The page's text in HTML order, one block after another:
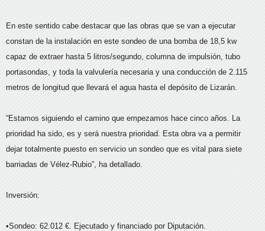
En este sentido cabe destacar que las obras que se van a ejecutar
constan de la instalación en este sondeo de una bomba de 18,5 kw
capaz de extraer hasta 5 litros/segundo, columna de impulsión, tubo
portasondas, y toda la valvulería necesaria y una conducción de 2.115
metros de longitud que llevará el agua hasta el depósito de Lizarán.
“Estamos siguiendo el camino que empezamos hace cinco años. La
prioridad ha sido, es y será nuestra prioridad. Esta obra va a permitir
dejar totalmente puesto en servicio un sondeo que es vital para siete
barriadas de Vélez-Rubio”, ha detallado.
Inversión:
•Sondeo: 62.012 €. Ejecutado y financiado por Diputación.